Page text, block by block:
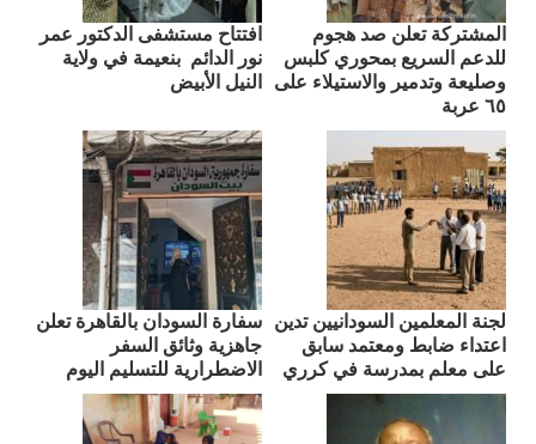
المشتركة تعلن صد هجوم
للدعم السريع بمحوري كلبس
وصليعة وتدمير والاستيلاء على
٦٥ عربة
افتتاح مستشفى الدكتور عمر
نور الدائم بنعيمة في ولاية
النيل الأبيض
لجنة المعلمين السودانيين تدين
اعتداء ضابط ومعتمد سابق
على معلم بمدرسة في كرري
سفارة السودان بالقاهرة تعلن
جاهزية وثائق السفر
الاضطرارية للتسليم اليوم